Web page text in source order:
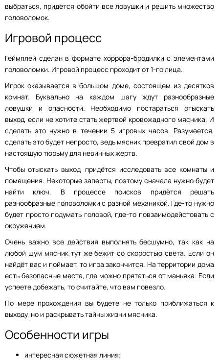
выбраться, придётся обойти все ловушки и решить множество
головоломок.
Игровой процесс
Геймплей сделан в формате хоррора-бродилки с элементами
головоломки. Игровой процесс проходит от 1-го лица.
Игрок оказывается в большом доме, состоящем из десятков
комнат. Буквально на каждом шагу ждут разнообразные
ловушки и опасности. Необходимо постараться отыскать
выход, если не хотите стать жертвой кровожадного мясника. И
сделать это нужно в течении 5 игровых часов. Разумеется,
сделать это будет непросто, ведь мясник превратил свой дом в
настоящую тюрьму для невинных жертв.
Чтобы отыскать выход, придётся исследовать все комнаты и
помещения. Некоторые заперты, поэтому сначала нужно будет
найти ключ. В процессе поисков придётся решать
разнообразные головоломки с разной механикой. Где-то нужно
будет просто подумать головой, где-то повзаимодейстовать с
окружением.
Очень важно все действия выполнять бесшумно, так как на
любой шум мясник тут же бежит со скоростью света. Если он
найдёт вас и поймает, то игра закончится. На территории дома
есть безопасные места, где можно прятаться от маньяка. Если
успеете добежать, то считайте, что вам повезло.
По мере прохождения вы будете не только приближаться к
выходу, но и раскрывать тайны жизни мясника.
Особенности игры
интересная сюжетная линия;